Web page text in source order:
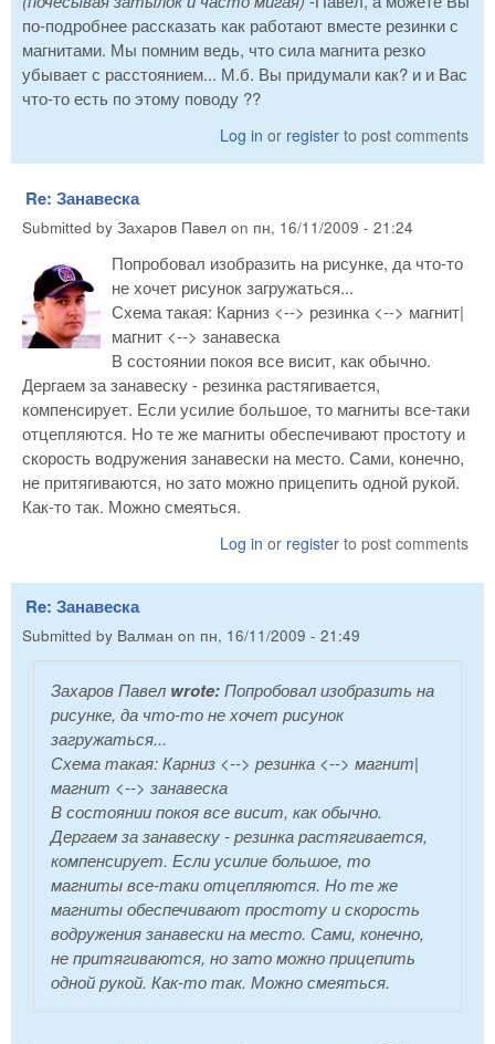
по-подробнее рассказать как работают вместе резинки с
магнитами. Мы помним ведь, что сила магнита резко
убывает с расстоянием... М.б. Вы придумали как? и и Вас
что-то есть по этому поводу ??
Log in or register to post comments
Re: Занавеска
Submitted by Захаров Павел on пн, 16/11/2009 - 21:24
Попробовал изобразить на рисунке, да что-то
не хочет рисунок загружаться...
Схема такая: Карниз <--> резинка <--> магнит|
магнит <--> занавеска
В состоянии покоя все висит, как обычно.
Дергаем за занавеску - резинка растягивается,
компенсирует. Если усилие большое, то магниты все-таки
отцепляются. Но те же магниты обеспечивают простоту и
скорость водружения занавески на место. Сами, конечно,
не притягиваются, но зато можно прицепить одной рукой.
Как-то так. Можно смеяться.
Log in or register to post comments
Re: Занавеска
Submitted by Валман on пн, 16/11/2009 - 21:49
Захаров Павел wrote:Попробовал изобразить на
рисунке, да что-то не хочет рисунок
загружаться...
Схема такая: Карниз <--> резинка <--> магнит|
магнит <--> занавеска
В состоянии покоя все висит, как обычно.
Дергаем за занавеску - резинка растягивается,
компенсирует. Если усилие большое, то
магниты все-таки отцепляются. Но те же
магниты обеспечивают простоту и скорость
водружения занавески на место. Сами, конечно,
не притягиваются, но зато можно прицепить
одной рукой. Как-то так. Можно смеяться.